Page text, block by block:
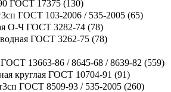
ГОСТ 17375 (130)
ГОСТ 103-2006 / 535-2005 (65)
О-Ч ГОСТ 3282-74 (78)
ГОСТ 3262-75 (78)
13663-86 / 8645-68 / 8639-82 (559)
круглая ГОСТ 10704-91 (91)
ГОСТ 8509-93 / 535-2005 (260)